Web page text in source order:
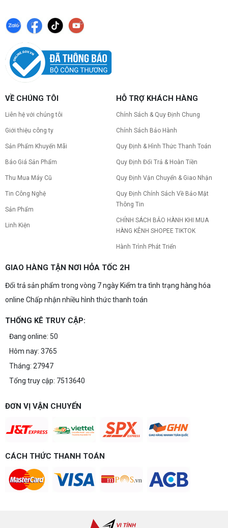
VỀ CHÚNG TÔI
Liên hệ với chúng tôi
Giới thiệu công ty
Sản Phẩm Khuyến Mãi
Báo Giá Sản Phẩm
Thu Mua Máy Cũ
Tin Công Nghệ
Sản Phẩm
Linh Kiện
HỖ TRỢ KHÁCH HÀNG
Chính Sách & Quy Định Chung
Chính Sách Bảo Hành
Quy Định & Hình Thức Thanh Toán
Quy Định Đổi Trả & Hoàn Tiền
Quy Định Vận Chuyển & Giao Nhận
Quy Định Chính Sách Về Bảo Mật
Thông Tin
CHÍNH SÁCH BẢO HÀNH KHI MUA
HÀNG KÊNH SHOPEE TIKTOK
Hành Trình Phát Triển
GIAO HÀNG TẬN NƠI HỎA TỐC 2H
Đổi trả sản phẩm trong vòng 7 ngày Kiểm tra tình trạng hàng hóa
online Chấp nhận nhiều hình thức thanh toán
THỐNG KÊ TRUY CẬP:
Đang online: 50
Hôm nay: 3765
Tháng: 27947
Tổng truy cập: 7513640
ĐƠN VỊ VẬN CHUYỂN
CÁCH THỨC THANH TOÁN